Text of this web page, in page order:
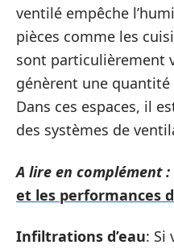
ventilé empêche
pièces comme les
sont particulièrement
génèrent une
Dans ces espaces, il
des systèmes de
A lire en complément :
et les performances
Infiltrations d’eau: Si